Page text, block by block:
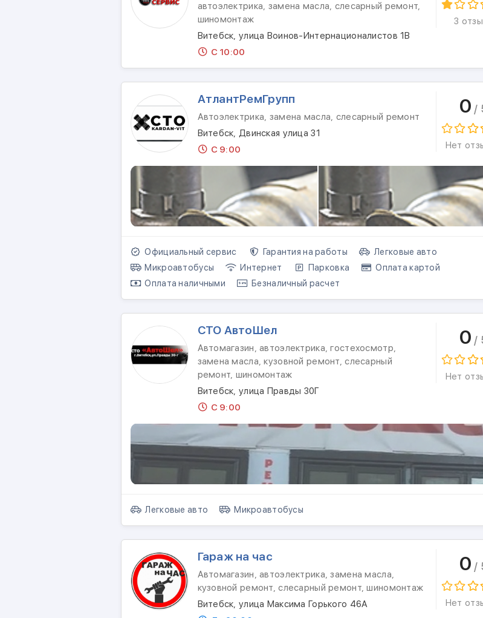
автоэлектрика, замена масла, слесарный ремонт,
шиномонтаж
Витебск, улица Воинов-Интернационалистов 1В
С 10:00
3
АтлантРемГрупп
Автоэлектрика, замена масла, слесарный ремонт
Витебск, Двинская улица 31
С 9:00
0 /
Нет
Официальный сервис Гарантия на работы
Легковые авто
Микроавтобусы
Интернет Парковка
Оплата картой
Оплата наличными
Безналичный расчет
СТО АвтоШел
Автомагазин, автоэлектрика, гостехосмотр,
замена масла, кузовной ремонт, слесарный
ремонт, шиномонтаж
Витебск, улица Правды 30Г
С 9:00
0 /
Нет
Легковые авто Микроавтобусы
Гараж на час
Автомагазин, автоэлектрика, замена масла,
кузовной ремонт, слесарный ремонт, шиномонтаж
Витебск, улица Максима Горького 46А
0 /
Нет